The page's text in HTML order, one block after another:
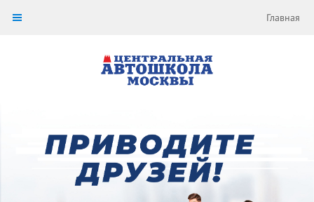
Главная